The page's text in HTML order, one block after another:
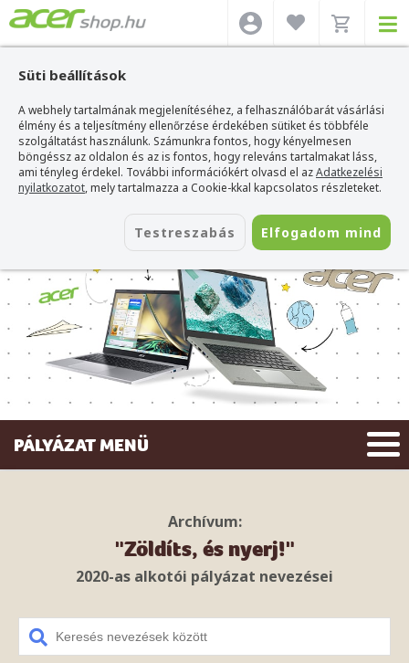
Süti beállítások
A webhely tartalmának megjelenítéséhez, a felhasználóbarát vásárlási
élmény és a teljesítmény ellenőrzése érdekében sütiket és többféle
szolgáltatást használunk. Számunkra fontos, hogy kényelmesen
böngéssz az oldalon és az is fontos, hogy releváns tartalmakat láss,
ami tényleg érdekel. További információkért olvasd el azAdatkezelési
nyilatkozatot, mely tartalmazza a Cookie-kkal kapcsolatos részleteket.
Testreszabás Elfogadom mind
PÁLYÁZAT MENÜ
Archívum:
"Zöldíts, és nyerj!"
2020-as alkotói pályázat nevezései